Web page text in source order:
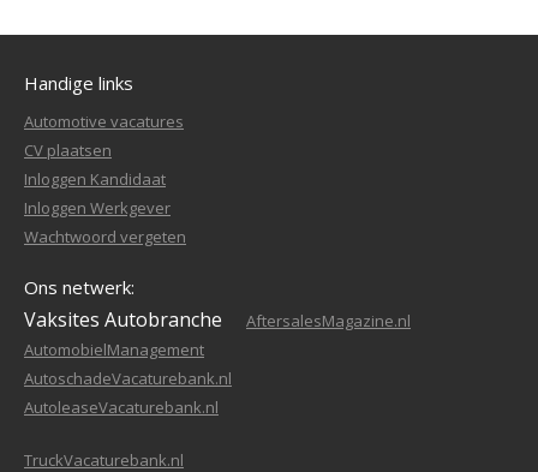
Handige links
Automotive vacatures
CV plaatsen
Inloggen Kandidaat
Inloggen Werkgever
Wachtwoord vergeten
Ons netwerk:
Vaksites Autobranche
AftersalesMagazine.nl
AutomobielManagement
AutoschadeVacaturebank.nl
AutoleaseVacaturebank.nl
TruckVacaturebank.nl